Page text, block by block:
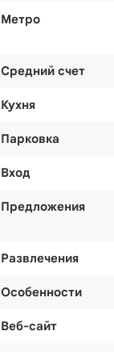
Метро
Средний счет
Кухня
Парковка
Вход
Предложения
Развлечения
Особенности
Веб-сайт